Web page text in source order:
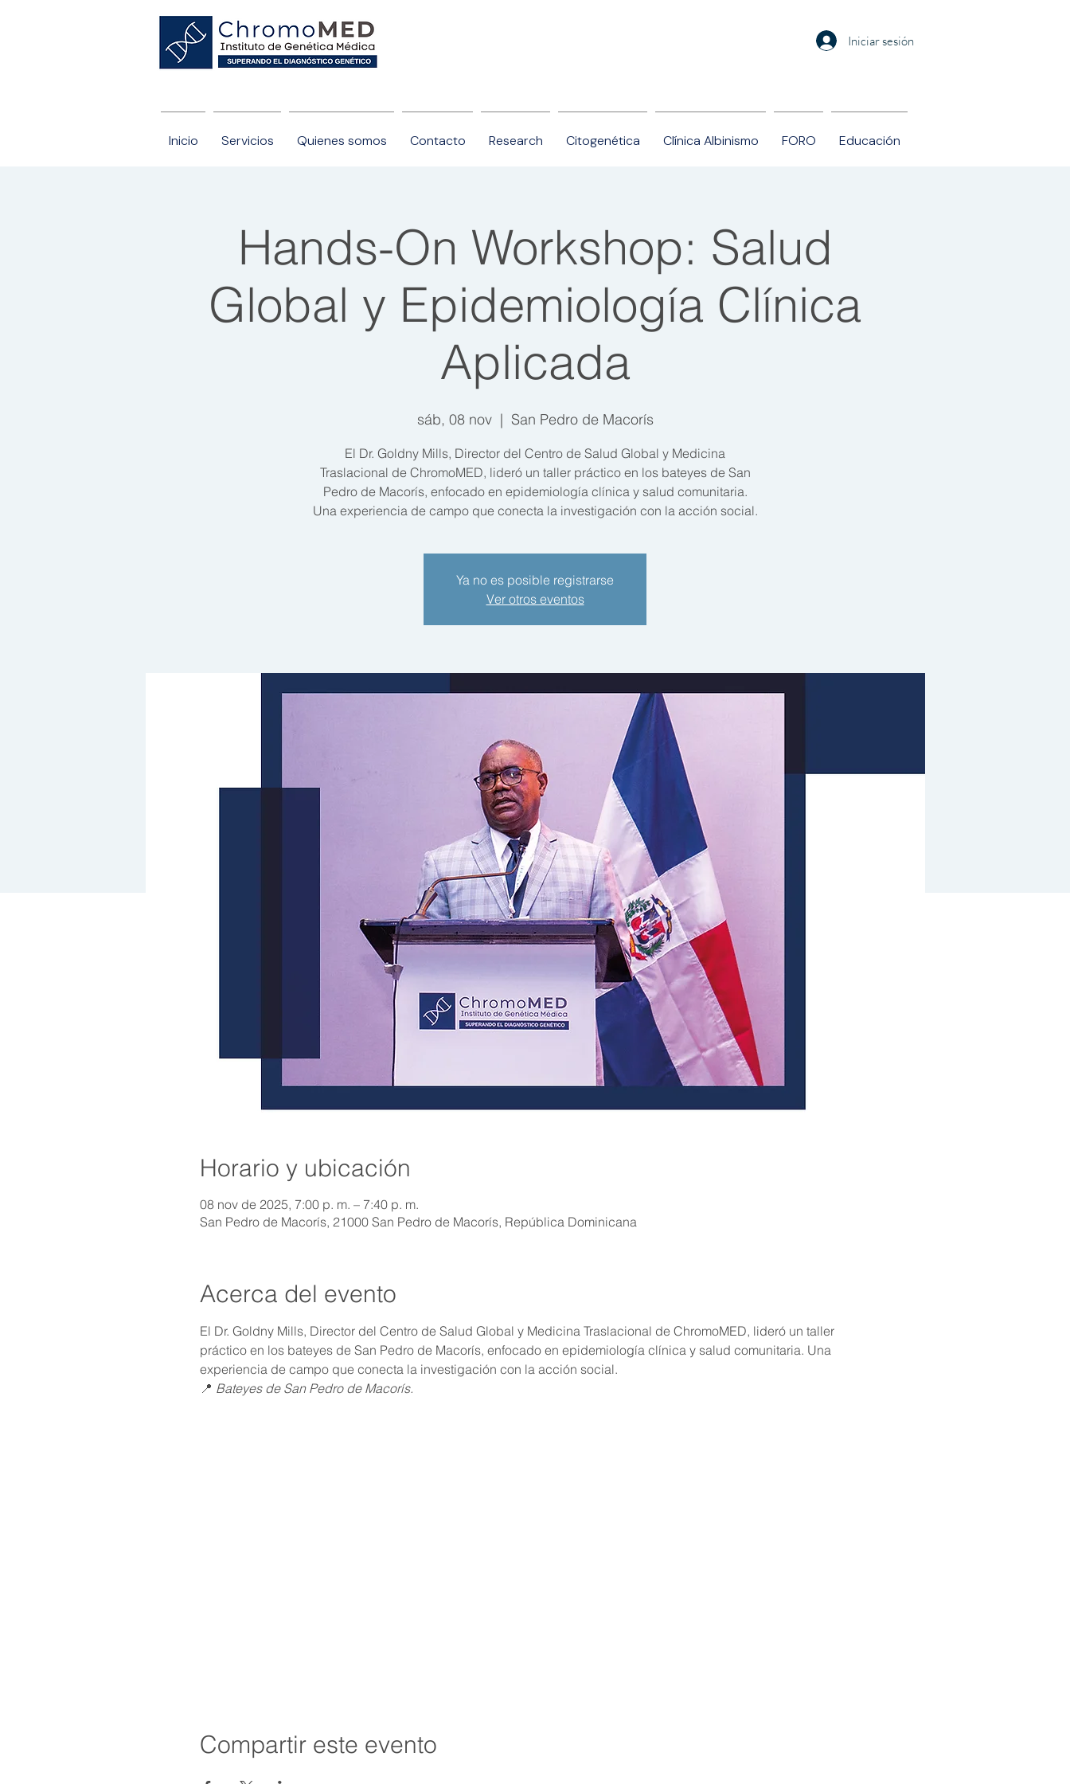
Iniciar sesión
Inicio Servicios Quienes somos Contacto Research Citogenética Clínica Albinismo FORO Educación
Hands-On Workshop: Salud
Global y Epidemiología Clínica
Aplicada
sáb, 08 nov
  |
San Pedro de Macorís
El Dr. Goldny Mills, Director del Centro de Salud Global y Medicina
Traslacional de ChromoMED, lideró un taller práctico en los bateyes de San
Pedro de Macorís, enfocado en epidemiología clínica y salud comunitaria.
Ya no es posible registrarse
Ver otros eventos
Horario y ubicación
08 nov de 2025, 7:00 p. m. – 7:40 p. m.
San Pedro de Macorís, 21000 San Pedro de Macorís, República Dominicana
Acerca del evento
El Dr. Goldny Mills, Director del Centro de Salud Global y Medicina Traslacional de ChromoMED, lideró un taller
práctico en los bateyes de San Pedro de Macorís, enfocado en epidemiología clínica y salud comunitaria. Una
experiencia de campo que conecta la investigación con la acción social.
📍 Bateyes de San Pedro de Macorís.
Compartir este evento